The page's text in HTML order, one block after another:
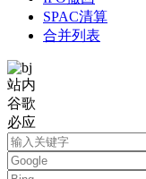
SPAC清算
合并列表
站内
谷歌
必应